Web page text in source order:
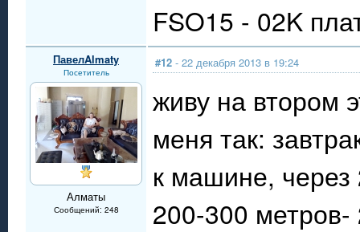
FSO15 - 02K
ПавелAlmaty
Посетитель
Алматы
Сообщений: 248
#12 - 22 декабря 2013 в 19:24
живу на втором
меня так:
к машине,
200-300